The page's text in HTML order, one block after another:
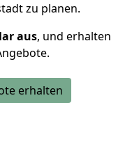
zu planen.
aus, und erhalten
erhalten